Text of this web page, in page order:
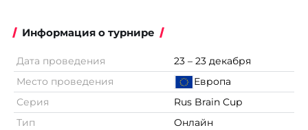
Информация о турнире
Дата проведения
23 – 23 декабря
Место проведения
Европа
Серия
Rus Brain Cup
Тип
Онлайн